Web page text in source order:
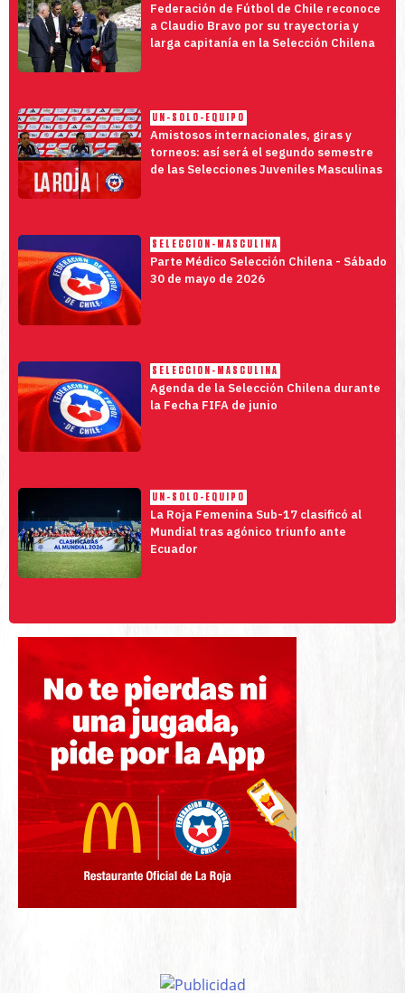
Federación de Fútbol de Chile reconoce
a Claudio Bravo por su trayectoria y
larga capitanía en la Selección Chilena
UN-SOLO-EQUIPO
Amistosos internacionales, giras y
torneos: así será el segundo semestre
de las Selecciones Juveniles Masculinas
SELECCION-MASCULINA
Parte Médico Selección Chilena - Sábado
30 de mayo de 2026
SELECCION-MASCULINA
Agenda de la Selección Chilena durante
la Fecha FIFA de junio
UN-SOLO-EQUIPO
La Roja Femenina Sub-17 clasificó al
Mundial tras agónico triunfo ante
Ecuador